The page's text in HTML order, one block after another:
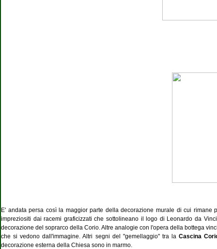
E' andata persa così la maggior parte della decorazione murale di cui
impreziositi dai racemi graficizzati che sottolineano il logo di Leonardo da
decorazione del soprarco della Corio. Altre analogie con l'opera della bottega
che si vedono dall'immagine. Altri segni del "gemellaggio" tra la Cascina
decorazione esterna della Chiesa sono in marmo.